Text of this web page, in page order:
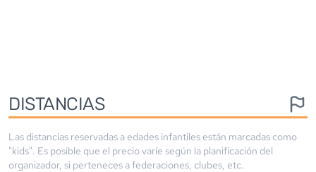
DISTANCIAS
Las distancias reservadas a edades infantiles están marcadas como
"kids". Es posible que el precio varíe según la planificación del
organizador, si perteneces a federaciones, clubes, etc.